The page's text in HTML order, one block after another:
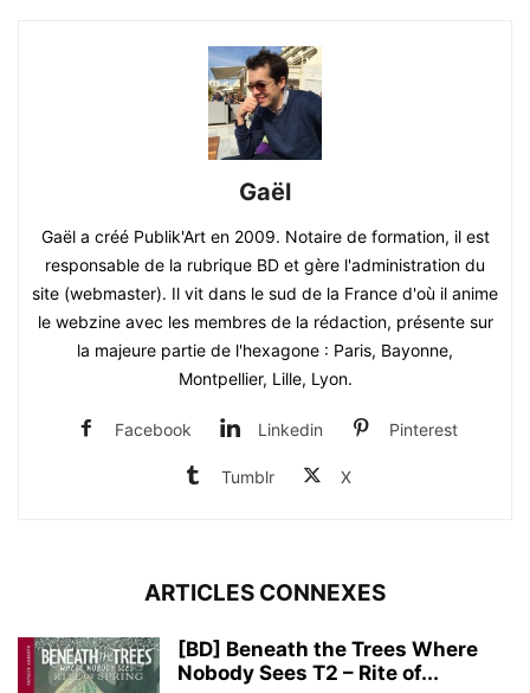
Gaël
Gaël a créé Publik'Art en 2009. Notaire de formation, il est
responsable de la rubrique BD et gère l'administration du
site (webmaster). Il vit dans le sud de la France d'où il anime
le webzine avec les membres de la rédaction, présente sur
la majeure partie de l'hexagone : Paris, Bayonne,
Montpellier, Lille, Lyon.
Facebook Linkedin Pinterest
Tumblr X
ARTICLES CONNEXES
[BD] Beneath the Trees Where
Nobody Sees T2 – Rite of...